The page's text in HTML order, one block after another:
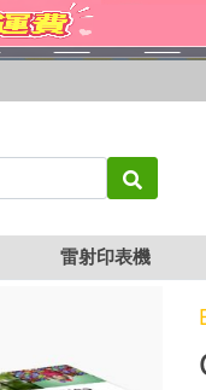
雷射印表機